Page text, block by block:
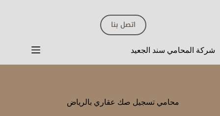
اتصل بنا
شركة المحامي سند الجعيد
محامي تسجيل صك عقاري بالرياض